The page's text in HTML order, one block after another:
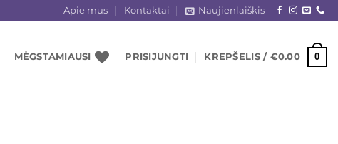
Apie mus Kontaktai Naujienlaiškis
MĖGSTAMIAUSI PRISIJUNGTI KREPŠELIS / €0.00 0